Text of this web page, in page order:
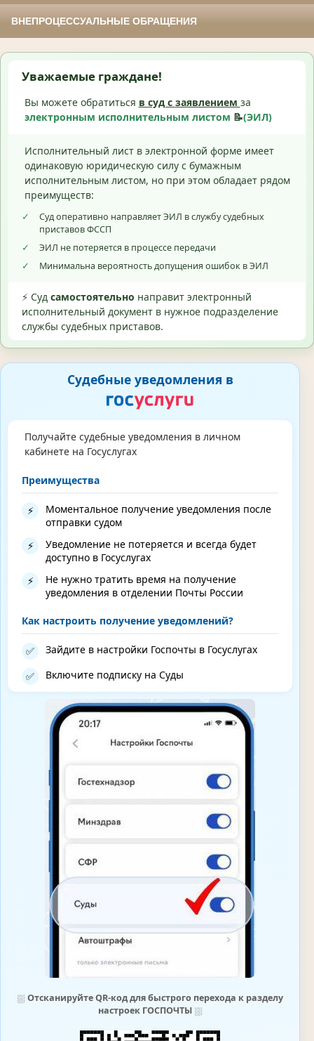
ВНЕПРОЦЕССУАЛЬНЫЕ ОБРАЩЕНИЯ
Уважаемые граждане!
Вы можете обратиться в суд с заявлением за
электронным исполнительным листом 📝(ЭИЛ)
Исполнительный лист в электронной форме имеет
одинаковую юридическую силу с бумажным
исполнительным листом, но при этом обладает рядом
преимуществ:
✓
Суд оперативно направляет ЭИЛ в службу судебных
приставов ФССП
✓
ЭИЛ не потеряется в процессе передачи
✓
Минимальна вероятность допущения ошибок в ЭИЛ
⚡ Суд самостоятельно направит электронный
исполнительный документ в нужное подразделение
службы судебных приставов.
Судебные уведомления в
Получайте судебные уведомления в личном
кабинете на Госуслугах
Преимущества
⚡
Моментальное получение уведомления после
отправки судом
⚡
Уведомление не потеряется и всегда будет
доступно в Госуслугах
⚡
Не нужно тратить время на получение
уведомления в отделении Почты России
Как настроить получение уведомлений?
✅ Зайдите в настройки Госпочты в Госуслугах
✅ Включите подписку на Суды
⛆ Отсканируйте QR-код для быстрого перехода к разделу
настроек ГОСПОЧТЫ⛆